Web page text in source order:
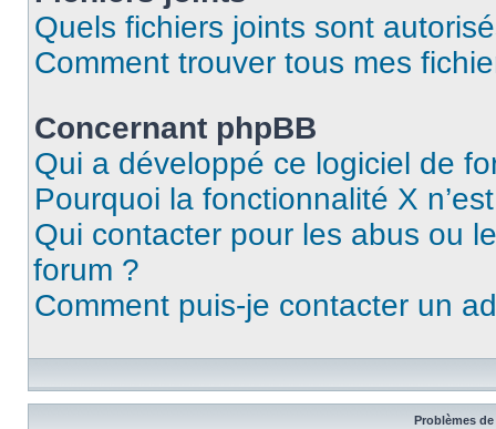
Quels fichiers joints sont
Comment trouver tous mes
Concernant phpBB
Qui a développé ce logiciel de
Pourquoi la fonctionnalité X
Qui contacter pour les abus ou
forum ?
Comment puis-je contacter un
Problèmes